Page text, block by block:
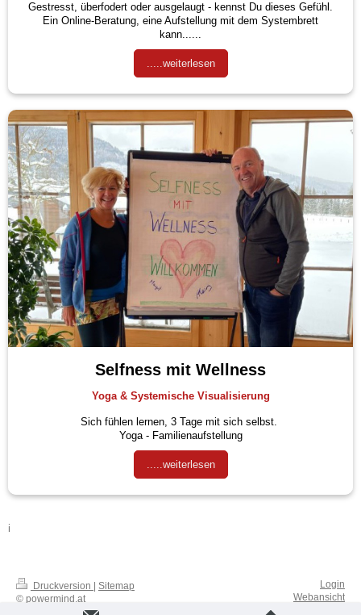
Gestresst, überfodert oder ausgelaugt - kennst Du dieses Gefühl.
Ein Online-Beratung, eine Aufstellung mit dem Systembrett
kann......
.....weiterlesen
Selfness mit Wellness
Yoga & Systemische Visualisierung
Sich fühlen lernen, 3 Tage mit sich selbst.
Yoga - Familienaufstellung
.....weiterlesen
i
Druckversion
Sitemap
© powermind.at
Login
Webansicht